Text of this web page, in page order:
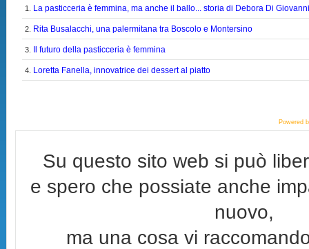
1. La pasticceria è femmina, ma anche il ballo... storia di Debora Di
2. Rita Busalacchi, una palermitana tra Boscolo e Montersino
3. Il futuro della pasticceria è femmina
4. Loretta Fanella, innovatrice dei dessert al piatto
Powered
Su questo sito web si può
e spero che possiate anche
nuovo,
ma una cosa vi